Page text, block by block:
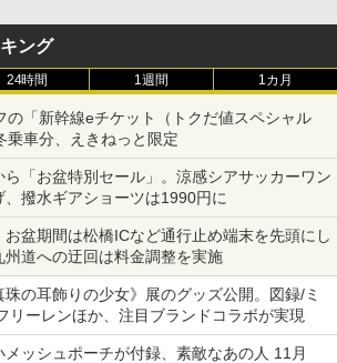
ング
24時間 1週間 1カ月
の「新幹線eチケット（トクだ値スペシャル
乗車分、えきねっと限定
ら「お盆特別セール」。涼感シアサッカーワン
、撥水ギアショーツは1990円に
お盆期間は松橋ICなど通行止め端末を先頭にし
州道への迂回は料金調整を実施
の耳飾りの少女》展のグッズ公開。図録/ミ
リーレンほか、注目ブランドコラボが実現
メッシュポーチが付録、素敵なあの人 11月